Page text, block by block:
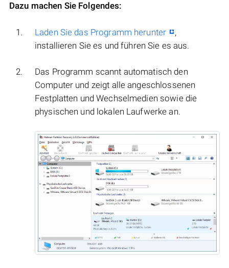
Dazu machen Sie Folgendes:
Laden Sie das Programm herunter
,
installieren Sie es und führen Sie es aus.
Das Programm scannt automatisch den
Computer und zeigt alle angeschlossenen
Festplatten und Wechselmedien sowie die
physischen und lokalen Laufwerke an.